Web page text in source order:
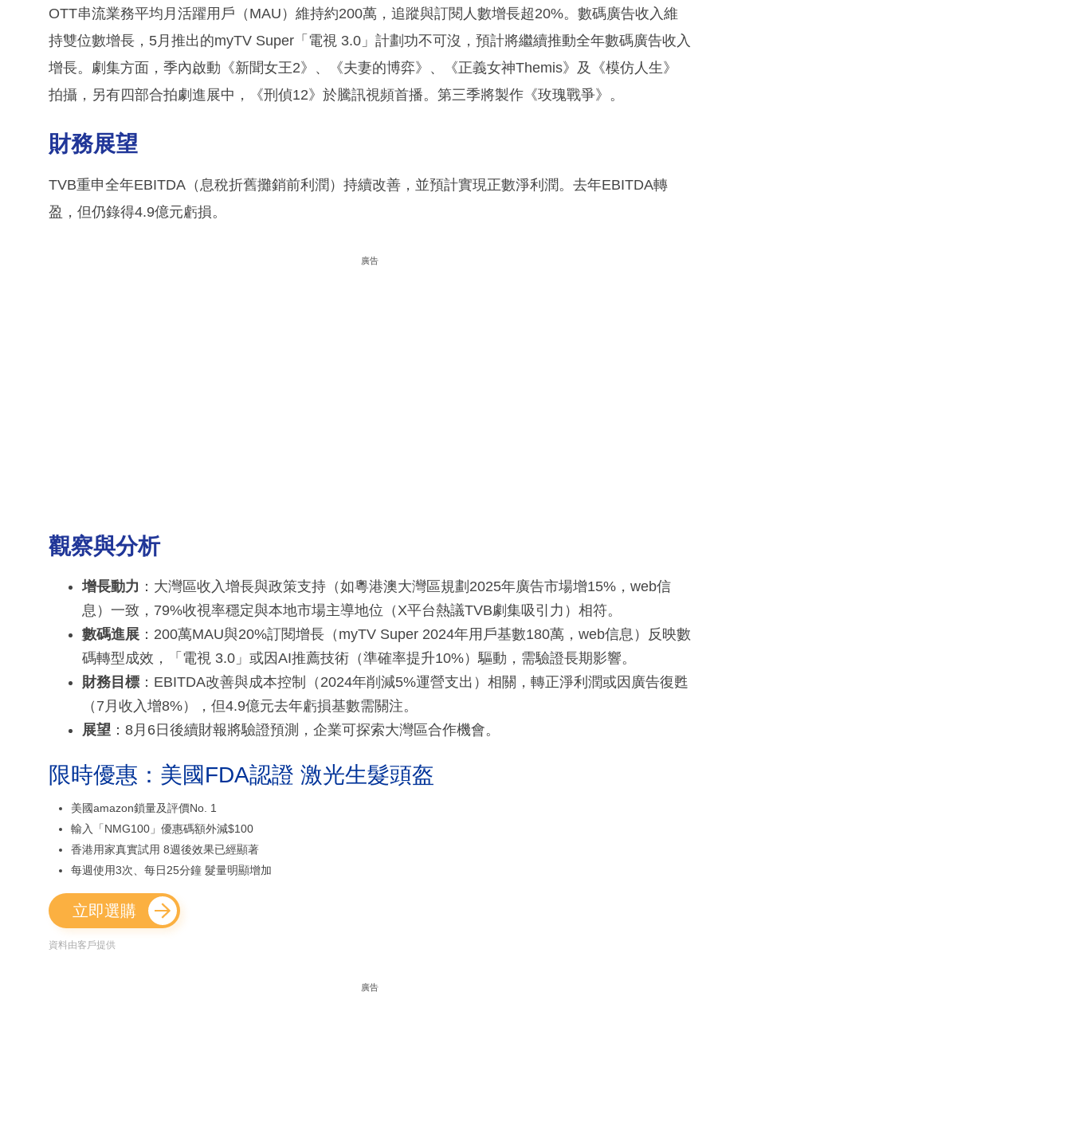
OTT串流業務平均月活躍用戶（MAU）維持約200萬，追蹤與訂閱人數增長超20%。數碼廣告收入維
持雙位數增長，5月推出的myTV Super「電視 3.0」計劃功不可沒，預計將繼續推動全年數碼廣告收入
增長。劇集方面，季內啟動《新聞女王2》、《夫妻的博弈》、《正義女神Themis》及《模仿人生》
拍攝，另有四部合拍劇進展中，《刑偵12》於騰訊視頻首播。第三季將製作《玫瑰戰爭》。
財務展望
TVB重申全年EBITDA（息稅折舊攤銷前利潤）持續改善，並預計實現正數淨利潤。去年EBITDA轉
盈，但仍錄得4.9億元虧損。
廣告
觀察與分析
增長動力 ：大灣區收入增長與政策支持（如粵港澳大灣區規劃2025年廣告市場增15%，web信
息）一致，79%收視率穩定與本地市場主導地位（X平台熱議TVB劇集吸引力）相符。
數碼進展 ：200萬MAU與20%訂閱增長（myTV Super 2024年用戶基數180萬，web信息）反映數
碼轉型成效，「電視 3.0」或因AI推薦技術（準確率提升10%）驅動，需驗證長期影響。
財務目標 ：EBITDA改善與成本控制（2024年削減5%運營支出）相關，轉正淨利潤或因廣告復甦
（7月收入增8%），但4.9億元去年虧損基數需關注。
展望 ：8月6日後續財報將驗證預測，企業可探索大灣區合作機會。
限時優惠：美國FDA認證 激光生髮頭盔
美國amazon鎖量及評價No. 1
輸入「NMG100」優惠碼額外減$100
香港用家真實試用 8週後效果已經顯著
每週使用3次、每日25分鐘 髮量明顯增加
立即選購
資料由客戶提供
廣告